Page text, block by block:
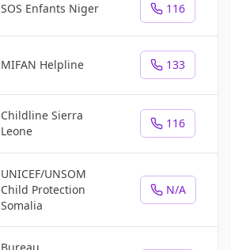
SOS Enfants Niger 116
MIFAN Helpline 133
Childline Sierra
Leone
116
UNICEF/UNSOM
Child Protection
Somalia
N/A